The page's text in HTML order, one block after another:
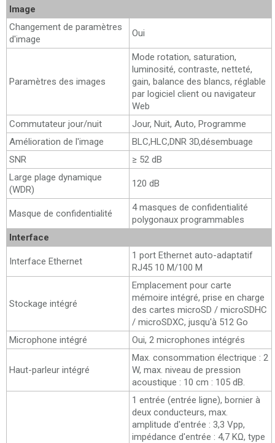
Image
Changement de paramètres
d'image
Oui
Paramètres des images
Mode rotation, saturation,
luminosité, contraste, netteté,
gain, balance des blancs, réglable
par logiciel client ou navigateur
Web
Commutateur jour/nuit
Jour, Nuit, Auto, Programme
Amélioration de l'image
BLC,HLC,DNR 3D,désembuage
SNR
≥ 52 dB
Large plage dynamique
(WDR)
120 dB
Masque de confidentialité
4 masques de confidentialité
polygonaux programmables
Interface
Interface Ethernet
1 port Ethernet auto-adaptatif
RJ45 10 M/100 M
Stockage intégré
Emplacement pour carte
mémoire intégré, prise en charge
des cartes microSD / microSDHC
/ microSDXC, jusqu'à 512 Go
Microphone intégré
Oui, 2 microphones intégrés
Haut-parleur intégré
Max. consommation électrique : 2
W, max. niveau de pression
acoustique : 10 cm : 105 dB.
1 entrée (entrée ligne), bornier à
deux conducteurs, max.
amplitude d'entrée : 3,3 Vpp,
impédance d'entrée : 4,7 KΩ, type